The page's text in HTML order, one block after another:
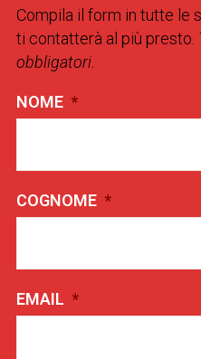
Compila il form in tutte le
ti contatterà al più presto.
obbligatori.
NOME *
COGNOME *
EMAIL *